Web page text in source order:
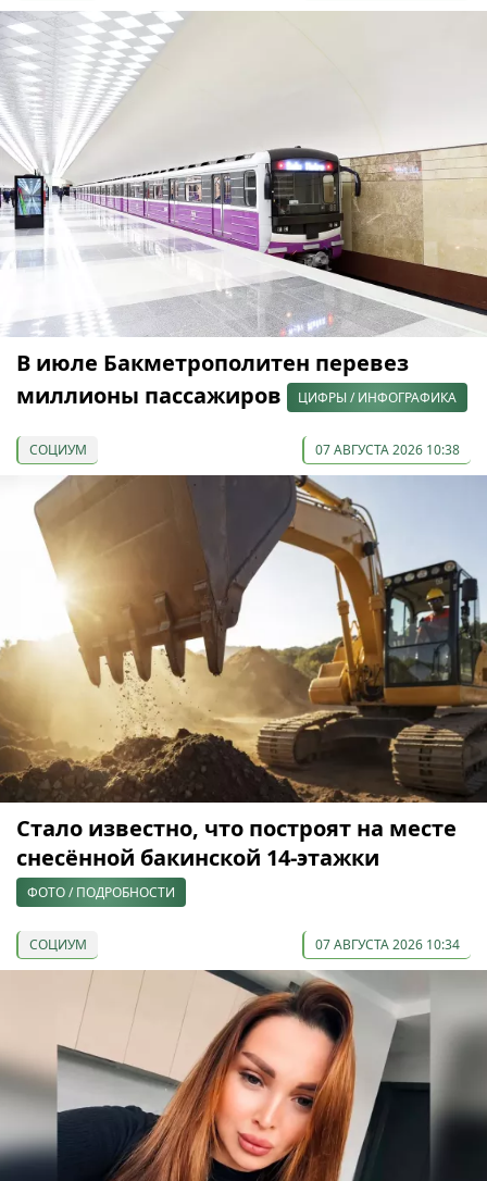
В июле Бакметрополитен перевез
миллионы пассажиров
ЦИФРЫ / ИНФОГРАФИКА
СОЦИУМ 07 АВГУСТА 2026 10:38
Стало известно, что построят на месте
снесённой бакинской 14-этажки
ФОТО / ПОДРОБНОСТИ
СОЦИУМ 07 АВГУСТА 2026 10:34